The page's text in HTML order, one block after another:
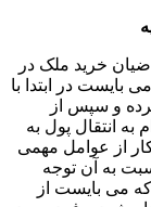
خرید ملک در
بایست در ابتدا با
و سپس از
انتقال پول به
از عوامل مهمی
به آن توجه
می بایست از